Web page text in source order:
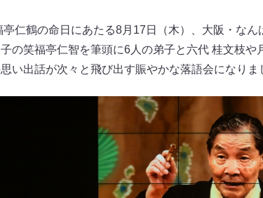
仁鶴の命日にあたる8月17日（木）、大阪・なん
の笑福亭仁智を筆頭に6人の弟子と六代 桂文枝
い出話が次々と飛び出す賑やかな落語会になりま